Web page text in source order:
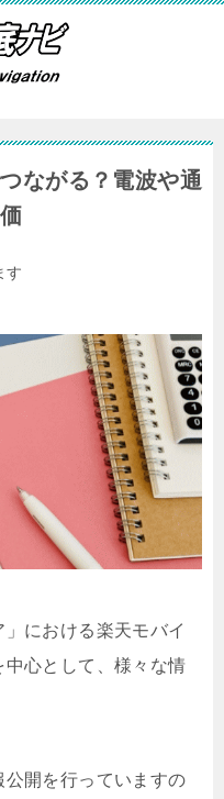
ながる？電波や通
す
における楽天モバイ
心として、様々な情
開を行っていますの